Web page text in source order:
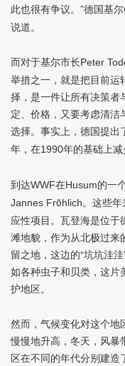
此也很有争议。”德国基尔
说道。
而对于基尔市长Peter
举措之一，就是把目前运
择，是一件让所有决策者
定、价格，又要考虑清
选择。事实上，德国提出
年，在1990年的基础上
到达WWF在Husum的一
Jannes Fröhlich。这些
应性项目。瓦登海是位
滩地貌，作为从北极过来
留之地，这边的“坑坑洼
如各种虫子和贝类，这片
护地区。
然而，气候变化对这个
慢慢地升高，冬天，风暴
区在不同的年代分别建